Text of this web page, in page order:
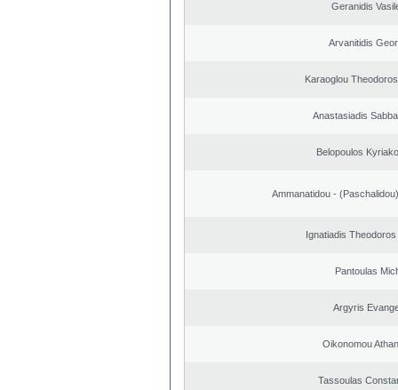
Geranidis
Arvanitidis
Karaoglou
Anastasiadis
Belopoulos
Ammanatidou -
Ignatiadis
Pantoulas
Argyris
Oikonomou
Tassoulas